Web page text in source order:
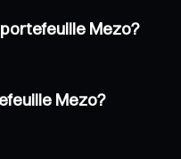
Mezo?
Mezo?